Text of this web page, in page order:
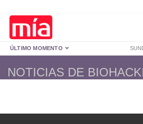
ÚLTIMO MOMENTO
NOTICIAS DE